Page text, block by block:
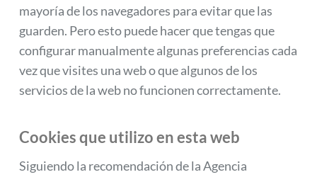
mayoría de los navegadores para evitar que las
guarden. Pero esto puede hacer que tengas que
configurar manualmente algunas preferencias cada
vez que visites una web o que algunos de los
servicios de la web no funcionen correctamente.
Cookies que utilizo en esta web
Siguiendo la recomendación de la Agencia